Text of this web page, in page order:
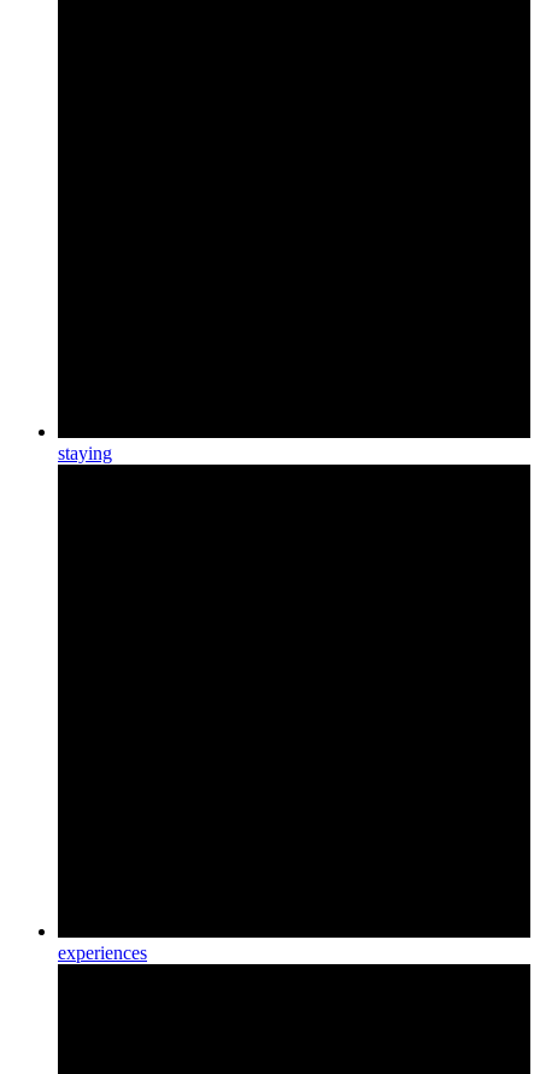
staying
experiences